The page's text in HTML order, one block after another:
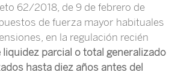
62/2018, de 9 de febrero de
de fuerza mayor habituales
en la regulación recién
parcial o total generalizado
hasta diez años antes del